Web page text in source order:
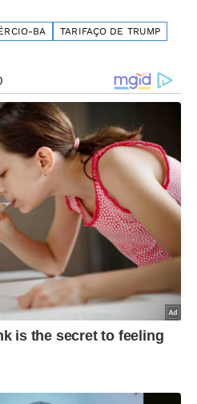
BA TARIFAÇO DE TRUMP